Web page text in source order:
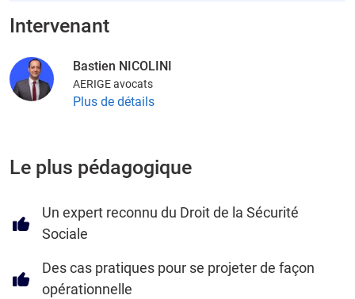
Intervenant
Bastien NICOLINI
AERIGE avocats
Plus de détails
Le plus pédagogique
Un expert reconnu du Droit de la Sécurité
Sociale
Des cas pratiques pour se projeter de façon
opérationnelle